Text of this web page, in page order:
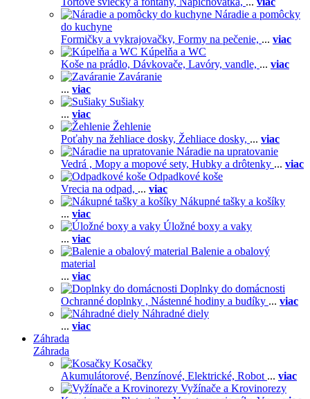
Náradie a pomôcky
do kuchyne
Formičky a vykrajovačky, Formy na pečenie, ... viac
Kúpelňa a WC
Koše na prádlo, Dávkovače, Lavóry, vandle, ... viac
Zaváranie
... viac
Sušiaky
... viac
Žehlenie
Poťahy na žehliace dosky, Žehliace dosky, ... viac
Náradie na upratovanie
Vedrá , Mopy a mopové sety, Hubky a drôtenky ... viac
Odpadkové koše
Vrecia na odpad, ... viac
Nákupné tašky a košíky
... viac
Úložné boxy a vaky
... viac
Balenie a obalový
material
... viac
Doplnky do domácnosti
Ochranné doplnky , Nástenné hodiny a budíky ... viac
Náhradné diely
... viac
Záhrada
Záhrada
Kosačky
Akumulátorové, Benzínové, Elektrické, Robot ... viac
Vyžínače a Krovinorezy